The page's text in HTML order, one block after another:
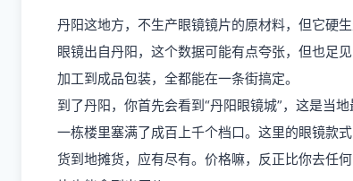
丹阳这地方，不生产眼镜镜片的原材料，但它硬
眼镜出自丹阳，这个数据可能有点夸张，但也足
加工到成品包装，全都能在一条街搞定。
到了丹阳，你首先会看到“丹阳眼镜城”，这是当
一栋楼里塞满了成百上千个档口。这里的眼镜款
货到地摊货，应有尽有。价格嘛，反正比你去任